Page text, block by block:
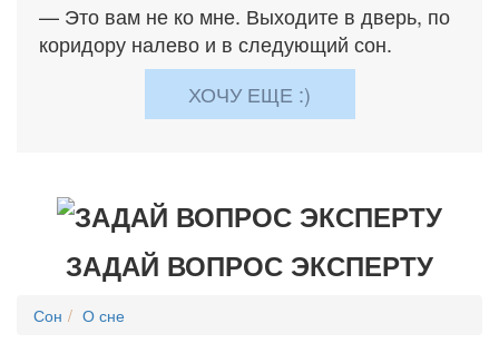
— Это вам не ко мне. Выходите в дверь, по
коридору налево и в следующий сон.
ХОЧУ ЕЩЕ :)
ЗАДАЙ ВОПРОС ЭКСПЕРТУ
Сон О сне